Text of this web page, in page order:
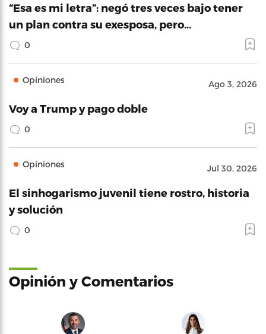
“Esa es mi letra”: negó tres veces bajo tener
un plan contra su exesposa, pero…
0
Opiniones Ago 3, 2026
Voy a Trump y pago doble
0
Opiniones Jul 30, 2026
El sinhogarismo juvenil tiene rostro, historia
y solución
0
Opinión y Comentarios